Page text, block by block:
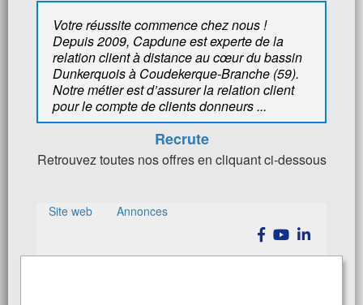
Votre réussite commence chez nous !
Depuis 2009, Capdune est experte de la
relation client à distance au cœur du bassin
Dunkerquois à Coudekerque-Branche (59).
Notre métier est d’assurer la relation client
pour le compte de clients donneurs ...
Recrute
Retrouvez toutes nos offres en cliquant ci-dessous
Site web Annonces